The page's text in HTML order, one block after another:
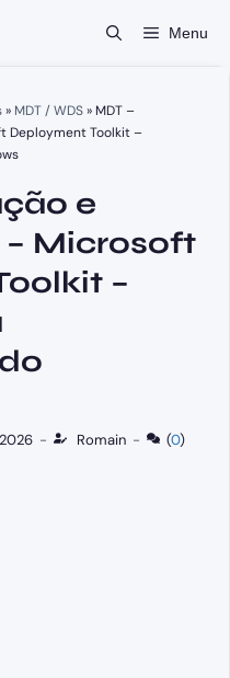
Menu
» MDT / WDS» MDT –
Deployment Toolkit –
e
Microsoft
–
- Romain - (0)